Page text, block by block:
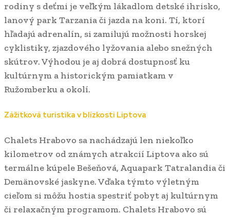
rodiny s deťmi je veľkým lákadlom detské ihrisko,
lanový park Tarzania či jazda na koni. Tí, ktorí
hľadajú adrenalín, si zamilujú možnosti horskej
cyklistiky, zjazdového lyžovania alebo snežných
skútrov. Výhodou je aj dobrá dostupnosť ku
kultúrnym a historickým pamiatkam v
Ružomberku a okolí.
Zážitková turistika v blízkosti Liptova
Chalets Hrabovo sa nachádzajú len niekoľko
kilometrov od známych atrakcií Liptova ako sú
termálne kúpele Bešeňová, Aquapark Tatralandia či
Demänovské jaskyne. Vďaka týmto výletným
cieľom si môžu hostia spestriť pobyt aj kultúrnym
či relaxačným programom. Chalets Hrabovo sú